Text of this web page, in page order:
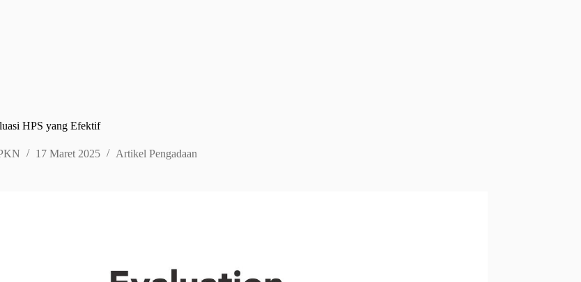
HPS yang Efektif
17 Maret 2025 Artikel Pengadaan